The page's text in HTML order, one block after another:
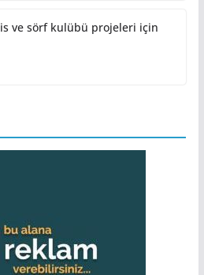
ve sörf kulübü projeleri için